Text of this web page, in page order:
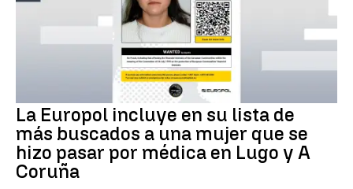
La Europol incluye en su lista de
más buscados a una mujer que se
hizo pasar por médica en Lugo y A
Coruña